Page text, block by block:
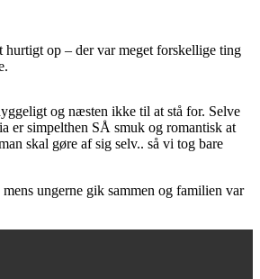
hurtigt op – der var meget forskellige ting
og næsten ikke til at stå for. Selve
er simpelthen SÅ smuk og romantisk at
skal gøre af sig selv.. så vi tog bare
ungerne gik sammen og familien var